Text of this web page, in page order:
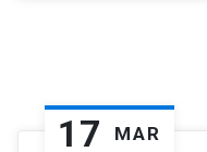
17 MAR